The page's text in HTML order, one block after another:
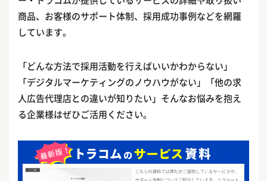
商品、お客様のサポート体制、採用成功事例などを網羅
しています。
「どんな方法で採用活動を行えばいいかわからない」
「デジタルマーケティングのノウハウがない」「他の求
人広告代理店との違いが知りたい」そんなお悩みを抱え
る企業様はぜひご活用ください。